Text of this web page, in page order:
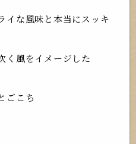
イな風味と本当にスッキ
く風をイメージした
ごこち